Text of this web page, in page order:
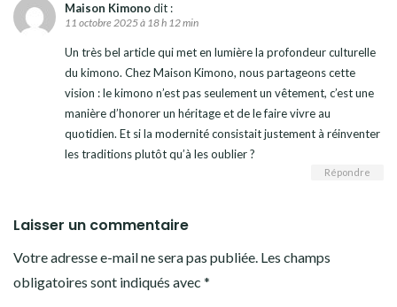
Maison Kimonodit :
11 octobre 2025 à 18 h 12 min
Un très bel article qui met en lumière la profondeur culturelle
du kimono. Chez Maison Kimono, nous partageons cette
vision : le kimono n’est pas seulement un vêtement, c’est une
manière d’honorer un héritage et de le faire vivre au
quotidien. Et si la modernité consistait justement à réinventer
les traditions plutôt qu’à les oublier ?
Répondre
Laisser un commentaire
Votre adresse e-mail ne sera pas publiée. Les champs
obligatoires sont indiqués avec *